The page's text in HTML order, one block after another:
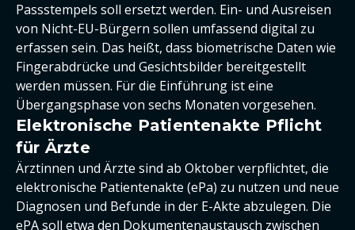
Passstempels soll ersetzt werden. Ein- und Ausreisen
von Nicht-EU-Bürgern sollen umfassend digital zu
erfassen sein. Das heißt, dass biometrische Daten wie
Fingerabdrücke und Gesichtsbilder bereitgestellt
werden müssen. Für die Einführung ist eine
Übergangsphase von sechs Monaten vorgesehen.
Elektronische Patientenakte Pflicht
für Ärzte
Ärztinnen und Ärzte sind ab Oktober verpflichtet, die
elektronische Patientenakte (ePa) zu nutzen und neue
Diagnosen und Befunde in der E-Akte abzulegen. Die
ePA soll etwa den Dokumentenaustausch zwischen